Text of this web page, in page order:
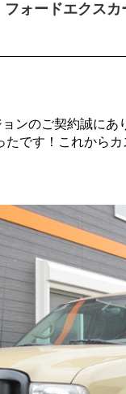
ォードエクスカ
ンのご契約誠にあ
たです！これから